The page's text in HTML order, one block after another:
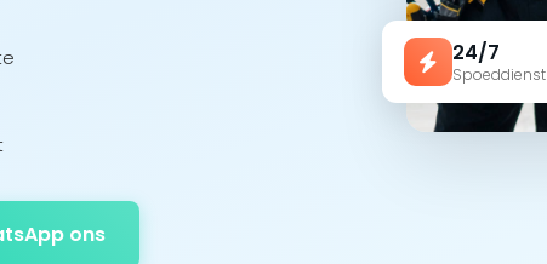
ons
24/7
Spoeddienst